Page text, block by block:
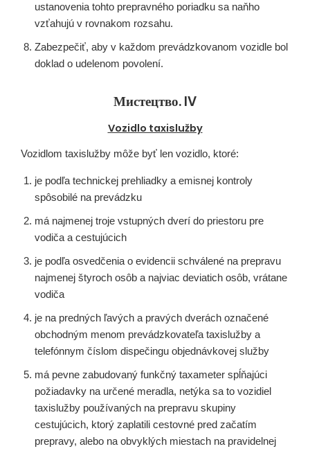
ustanovenia tohto prepravného poriadku sa naňho
vzťahujú v rovnakom rozsahu.
Zabezpečiť, aby v každom prevádzkovanom vozidle bol
doklad o udelenom povolení.
Мистецтво. IV
Vozidlo taxislužby
Vozidlom taxislužby môže byť len vozidlo, ktoré:
je podľa technickej prehliadky a emisnej kontroly
spôsobilé na prevádzku
má najmenej troje vstupných dverí do priestoru pre
vodiča a cestujúcich
je podľa osvedčenia o evidencii schválené na prepravu
najmenej štyroch osôb a najviac deviatich osôb, vrátane
vodiča
je na predných ľavých a pravých dverách označené
obchodným menom prevádzkovateľa taxislužby a
telefónnym číslom dispečingu objednávkovej služby
má pevne zabudovaný funkčný taxameter spĺňajúci
požiadavky na určené meradla, netýka sa to vozidiel
taxislužby používaných na prepravu skupiny
cestujúcich, ktorý zaplatili cestovné pred začatím
prepravy, alebo na obvyklých miestach na pravidelnej